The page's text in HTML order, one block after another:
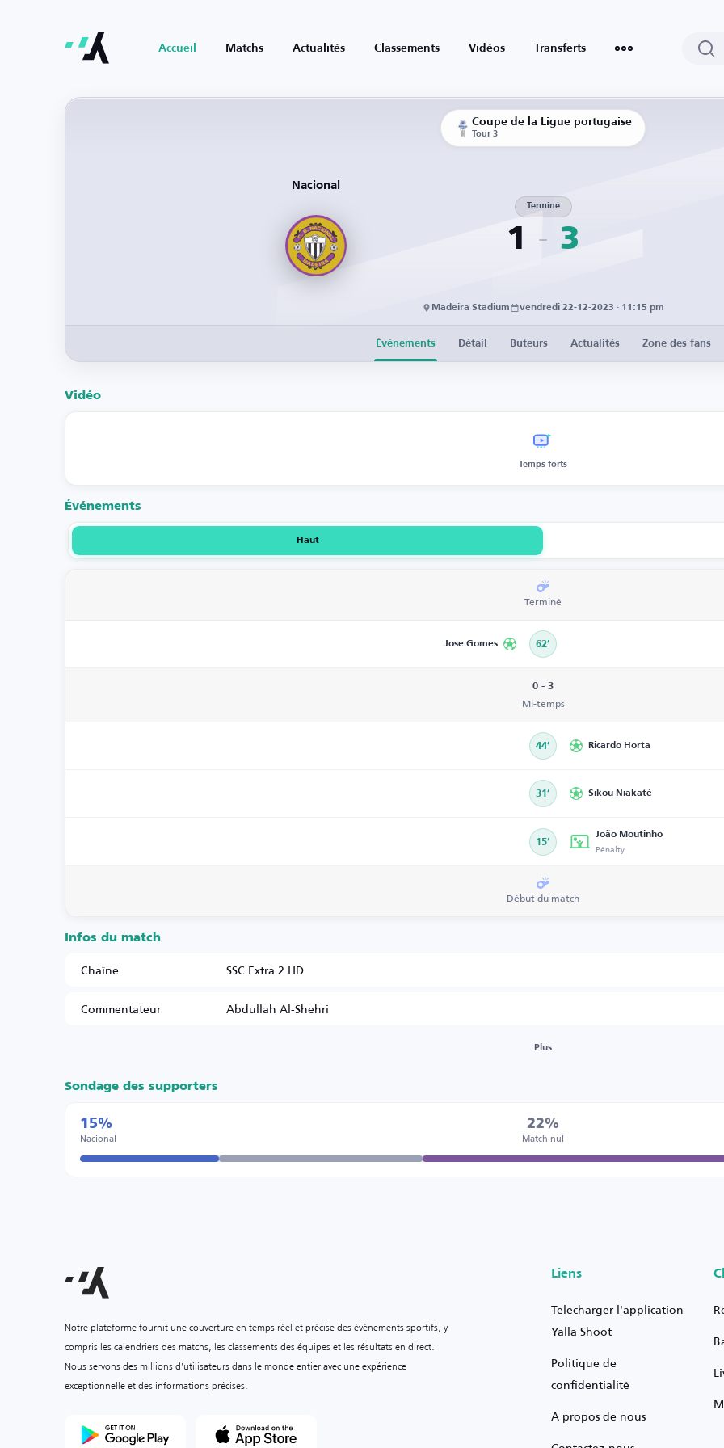
Accueil Matchs Actualités Classements Vidéos Transferts
Coupe de la Ligue portugaise
Tour 3
Nacional
1
Terminé
3
Madeira Stadium vendredi 22-12-2023 · 11:15 pm
Événements Détail Buteurs Actualités Zone des fans
Vidéo
Temps forts
Événements
Haut
Terminé
Jose Gomes 62’
0 - 3
Mi-temps
44’ Ricardo Horta
31’ Sikou Niakaté
15’
João Moutinho
Pénalty
Début du match
Infos du match
Chaîne
SSC Extra 2 HD
Commentateur
Abdullah Al-Shehri
Plus
Sondage des supporters
15%
Nacional
22%
Match nul
Notre plateforme fournit une couverture en temps réel et précise des événements sportifs, y
compris les calendriers des matchs, les classements des équipes et les résultats en direct.
Nous servons des millions d'utilisateurs dans le monde entier avec une expérience
exceptionnelle et des informations précises.
Liens
Télécharger l'application
Yalla Shoot
Politique de
confidentialité
À propos de nous